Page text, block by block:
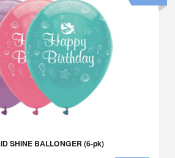
SHINE BALLONGER (6-pk)